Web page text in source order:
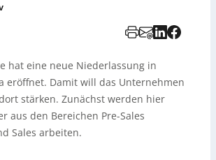
hat eine neue Niederlassung in
eröffnet. Damit will das Unternehmen
stärken. Zunächst werden hier
aus den Bereichen Pre-Sales
Sales arbeiten.